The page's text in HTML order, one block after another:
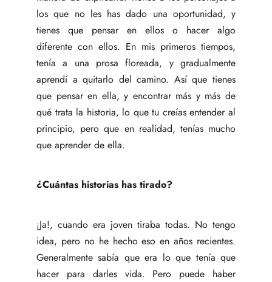
los que no les has dado una oportunidad, y
tienes que pensar en ellos o hacer algo
diferente con ellos. En mis primeros tiempos,
tenía a una prosa floreada, y gradualmente
aprendí a quitarlo del camino. Así que tienes
que pensar en ella, y encontrar más y más de
qué trata la historia, lo que tu creías entender al
principio, pero que en realidad, tenías mucho
que aprender de ella.
¿Cuántas historias has tirado?
¡Ja!, cuando era joven tiraba todas. No tengo
idea, pero no he hecho eso en años recientes.
Generalmente sabía que era lo que tenía que
hacer para darles vida. Pero puede haber